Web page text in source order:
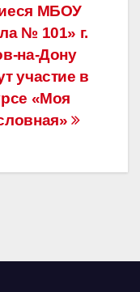
МБОУ
№ 101» г.
на-Дону
участие в
«Моя